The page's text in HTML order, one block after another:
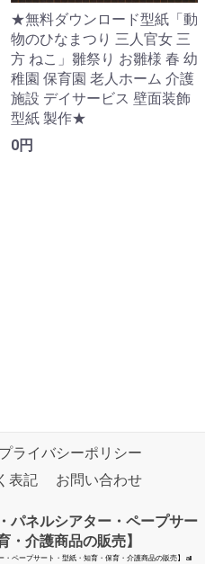
★無料ダウンロード型紙「動
物のひなまつり 三人官女 三
方 ねこ」雛祭り お雛様 春 幼
稚園 保育園 老人ホーム 介護
施設 デイサービス 壁面装飾
型紙 製作★
0円
プライバシーポリシー
表記
お問い合わせ
パネルシアター・ペープサー
・介護商品の販売】
ペープサート・型紙・知育・保育・介護商品の販売】 all